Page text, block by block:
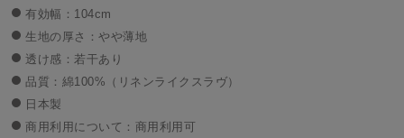
有効幅：104cm
生地の厚さ：やや薄地
透け感：若干あり
品質：綿100%（リネンライクスラヴ）
日本製
商用利用について：商用利用可